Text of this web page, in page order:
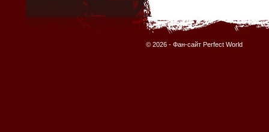
© 2026 - Фан-сайт Perfect World